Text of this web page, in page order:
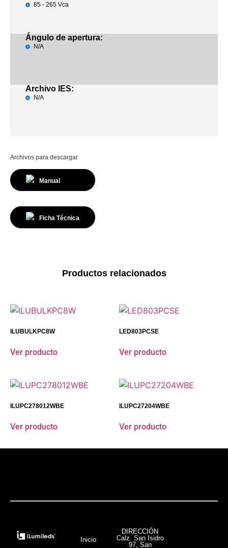
85 - 265 Vca
Ángulo de apertura:
N/A
Archivo IES:
N/A
Archivos para descargar
Manual
Ficha Técnica
Productos relacionados
ILUBULKPC8W
Ver producto
LED803PCSE
Ver producto
ILUPC278012WBE​
Ver producto
ILUPC27204WBE
Ver producto
Inicio
DIRECCIÓN
Calz. San Isidro
97, San